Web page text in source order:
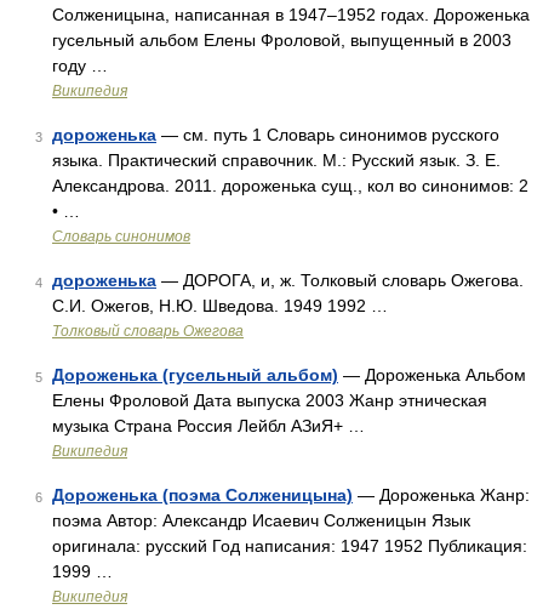
Солженицына, написанная в 1947–1952 годах. Дороженька
гусельный альбом Елены Фроловой, выпущенный в 2003
году …
Википедия
3 дороженька — см. путь 1 Словарь синонимов русского
языка. Практический справочник. М.: Русский язык. З. Е.
Александрова. 2011. дороженька сущ., кол во синонимов: 2
• …
Словарь синонимов
4 дороженька — ДОРОГА, и, ж. Толковый словарь Ожегова.
С.И. Ожегов, Н.Ю. Шведова. 1949 1992 …
Толковый словарь Ожегова
5 Дороженька (гусельный альбом) — Дороженька Альбом
Елены Фроловой Дата выпуска 2003 Жанр этническая
музыка Страна Россия Лейбл АЗиЯ+ …
Википедия
6 Дороженька (поэма Солженицына) — Дороженька Жанр:
поэма Автор: Александр Исаевич Солженицын Язык
оригинала: русский Год написания: 1947 1952 Публикация:
1999 …
Википедия